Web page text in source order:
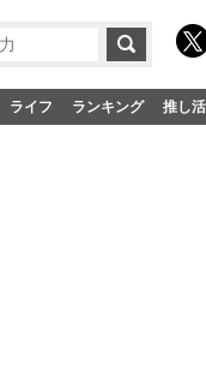
ライフ ランキング 推し活